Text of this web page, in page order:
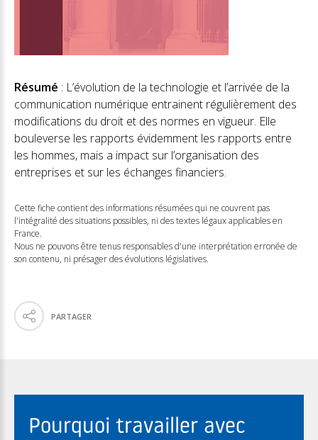
Résumé : L’évolution de la technologie et l’arrivée de la
communication numérique entrainent régulièrement des
modifications du droit et des normes en vigueur. Elle
bouleverse les rapports évidemment les rapports entre
les hommes, mais a impact sur l’organisation des
entreprises et sur les échanges financiers.
Cette fiche contient des informations résumées qui ne couvrent pas
l'intégralité des situations possibles, ni des textes légaux applicables en
France.
Nous ne pouvons être tenus responsables d'une interprétation erronée de
son contenu, ni présager des évolutions législatives.
PARTAGER
Pourquoi travailler avec